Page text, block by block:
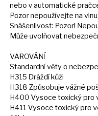
nebo vautomatické
Pozor nepoužívejte na
Snášenlivost: Pozor!
Může uvolňovat
VAROVÁNÍ
Standardní větyo
H315 Dráždí kůži
H318 Způsobuje vážné
H400 Vysoce toxický pro
H411 Vysoce toxický pro